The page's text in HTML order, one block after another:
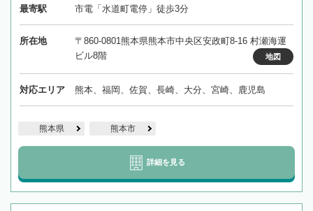
最寄駅 市電「水道町電停」徒歩3分
所在地
〒860-0801熊本県熊本市中央区安政町8-16 村瀬海運
ビル8階
地図
対応エリア 熊本、福岡、佐賀、長崎、大分、宮崎、鹿児島
熊本県 熊本市
詳細を見る